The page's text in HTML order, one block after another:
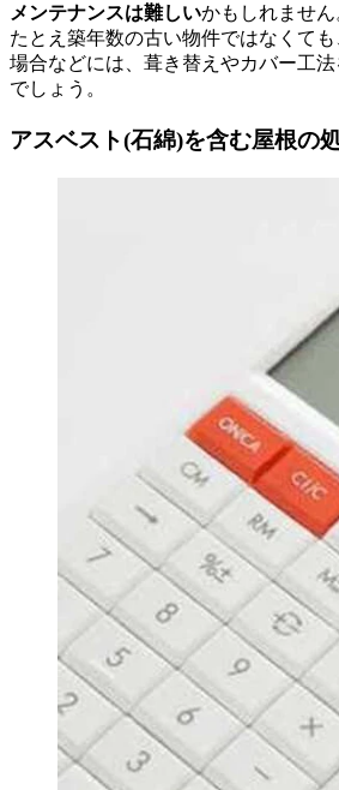
メンテナンスは難しいかもしれません
たとえ築年数の古い物件ではなくて
場合などには、葺き替えやカバー工
でしょう。
アスベスト(石綿)を含む屋根の